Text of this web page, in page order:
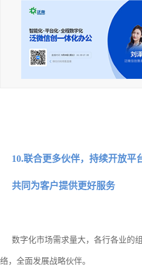
10.联合更多伙伴，持续开放平
共同为客户提供更好服务
数字化市场需求量大，各行各业的
络，全面发展战略伙伴。